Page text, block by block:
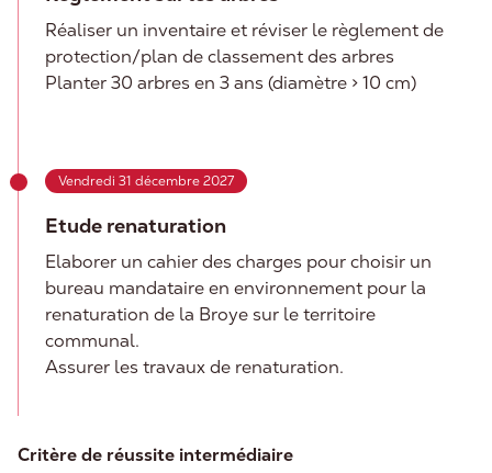
Réaliser un inventaire et réviser le règlement de
protection/plan de classement des arbres
Planter 30 arbres en 3 ans (diamètre > 10 cm)
Vendredi 31 décembre 2027
Etude renaturation
Elaborer un cahier des charges pour choisir un
bureau mandataire en environnement pour la
renaturation de la Broye sur le territoire
communal.
Assurer les travaux de renaturation.
Critère de réussite intermédiaire